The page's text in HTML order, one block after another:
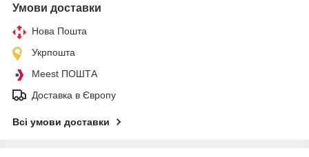
Умови доставки
Нова Пошта
Укрпошта
Meest ПОШТА
Доставка в Європу
Всі умови доставки